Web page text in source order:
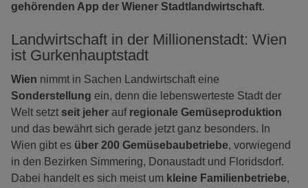
gehörenden App der Wiener Stadtlandwirtschaft.
Landwirtschaft in der Millionenstadt: Wien
ist Gurkenhauptstadt
Wien nimmt in Sachen Landwirtschaft eine
Sonderstellung ein, denn die lebenswerteste Stadt der
Welt setzt seit jeher auf regionale Gemüseproduktion
und das bewährt sich gerade jetzt ganz besonders. In
Wien gibt es über 200 Gemüsebaubetriebe, vorwiegend
in den Bezirken Simmering, Donaustadt und Floridsdorf.
Dabei handelt es sich meist um kleine Familienbetriebe,